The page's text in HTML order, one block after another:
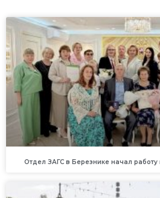
Отдел ЗАГС в Березнике начал